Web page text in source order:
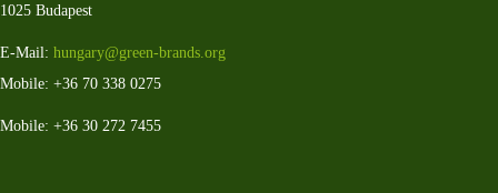
1025 Budapest
E-Mail: hungary@green-brands.org
Mobile: +36 70 338 0275
Mobile: +36 30 272 7455